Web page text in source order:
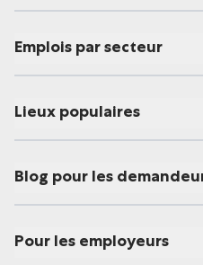
Emplois par secteur
Lieux populaires
Blog pour les
Pour les employeurs